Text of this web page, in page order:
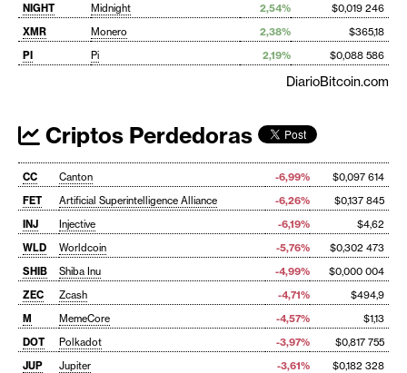
NIGHT Midnight 2,54%
$0,019 246
XMR
Monero 2,38%
$365,18
PI
Pi 2,19% $0,088 586
DiarioBitcoin.com
Criptos Perdedoras
CC Canton -6,99%
$0,097 614
FET
Artificial Superintelligence Alliance -6,26%
$0,137 845
INJ
Injective -6,19%
$4,62
WLD
Worldcoin -5,76%
$0,302 473
SHIB
Shiba Inu -4,99%
$0,000 004
ZEC
Zcash -4,71%
$494,9
M
MemeCore -4,57%
$1,13
DOT
Polkadot -3,97%
$0,817 755
JUP
Jupiter -3,61%
$0,182 328